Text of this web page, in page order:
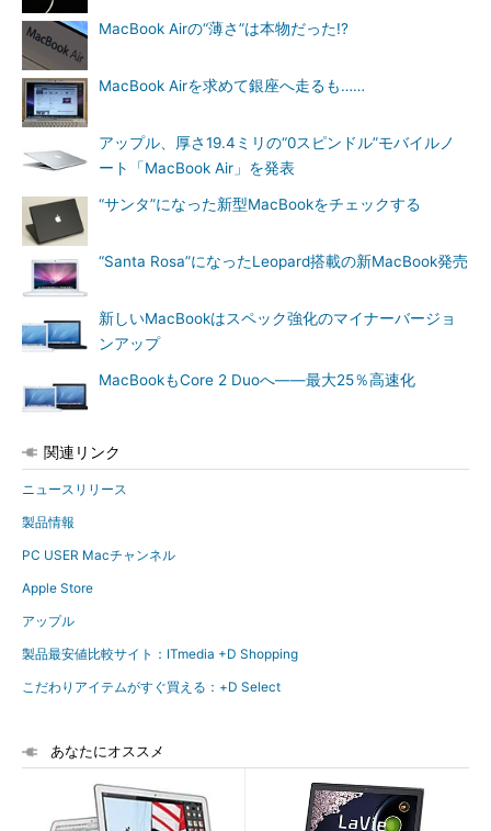
MacBook Airの“薄さ”は本物だった!?
MacBook Airを求めて銀座へ走るも……
アップル、厚さ19.4ミリの“0スピンドル”モバイルノ
ート「MacBook Air」を発表
“サンタ”になった新型MacBookをチェックする
“Santa Rosa”になったLeopard搭載の新MacBook発売
新しいMacBookはスペック強化のマイナーバージョ
ンアップ
MacBookもCore 2 Duoへ――最大25％高速化
関連リンク
ニュースリリース
製品情報
PC USER Macチャンネル
Apple Store
アップル
製品最安値比較サイト：ITmedia +D Shopping
こだわりアイテムがすぐ買える：+D Select
あなたにオススメ